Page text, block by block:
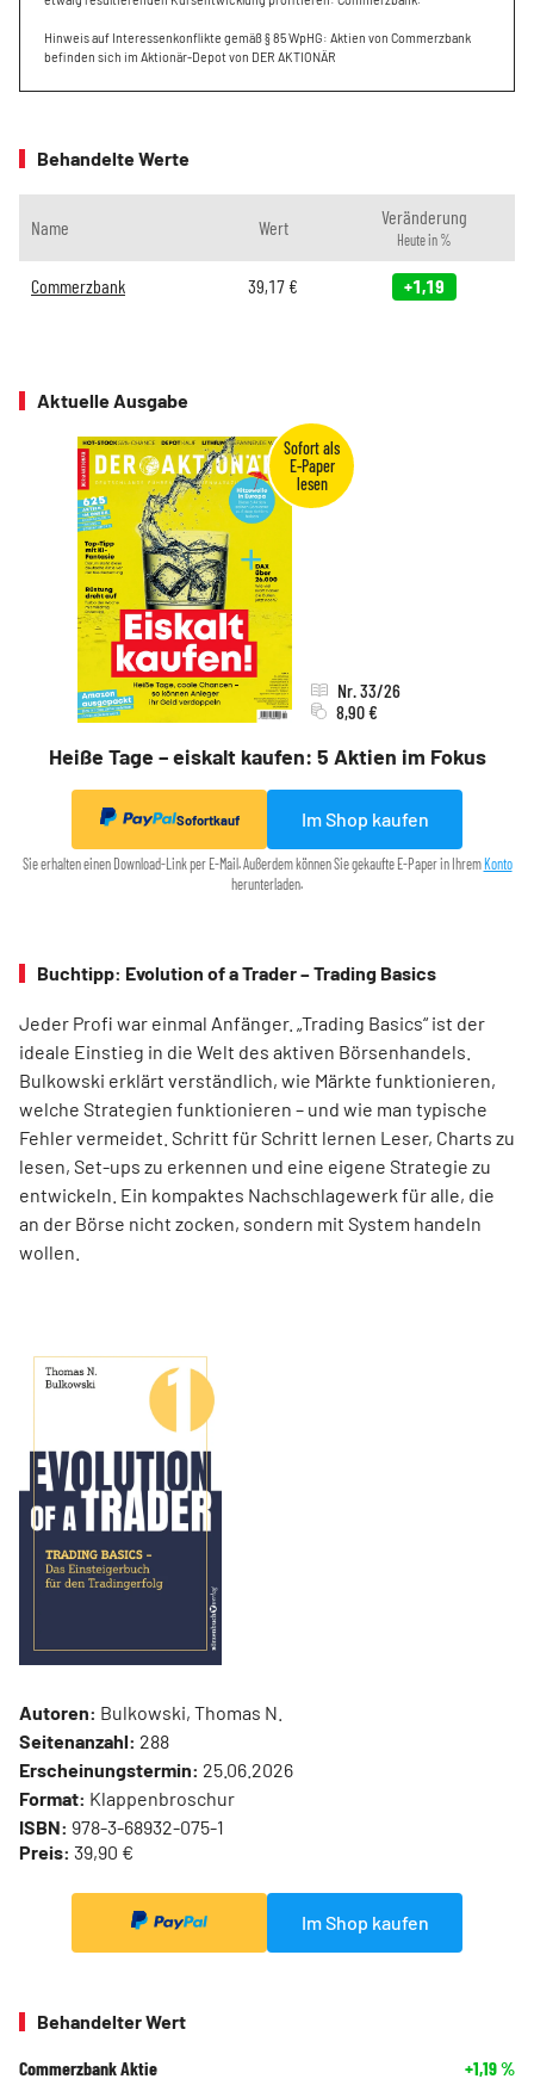
Hinweis auf Interessenkonflikte gemäß § 85 WpHG: Aktien von Commerzbank
befinden sich im Aktionär-Depot von DER AKTIONÄR
Behandelte Werte
Name Wert Veränderung
Heute in %
Commerzbank 39,17 € +1,19
Aktuelle Ausgabe
Heiße Tage – eiskalt kaufen: 5 Aktien im Fokus
Nr. 33/26
8,90 €
Sofortkauf Im Shop kaufen
Sie erhalten einen Download-Link per E-Mail. Außerdem können Sie gekaufte E-Paper in Ihrem Konto
herunterladen.
Buchtipp: Evolution of a Trader – Trading Basics
Jeder Profi war einmal Anfänger. „Trading Basics“ ist der
ideale Einstieg in die Welt des aktiven Börsenhandels.
Bulkowski erklärt verständlich, wie Märkte funktionieren,
welche Strategien funktionieren – und wie man typische
Fehler vermeidet. Schritt für Schritt lernen Leser, Charts zu
lesen, Set-ups zu erkennen und eine eigene Strategie zu
entwickeln. Ein kompaktes Nachschlagewerk für alle, die
an der Börse nicht zocken, sondern mit System handeln
wollen.
Autoren: Bulkowski, Thomas N.
Seitenanzahl: 288
Erscheinungstermin: 25.06.2026
Format: Klappenbroschur
ISBN: 978-3-68932-075-1
Preis: 39,90 €
Im Shop kaufen
Behandelter Wert
Commerzbank Aktie +1,19%